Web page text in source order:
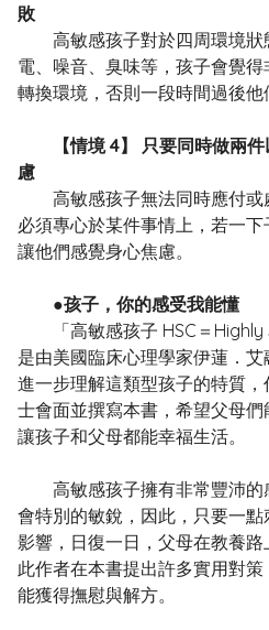
敗
高敏感孩子對於四周環境狀
電、噪音、臭味等，孩子會覺
轉換環境，否則一段時間過後他
【情境 4】 只要同時做兩件
慮
高敏感孩子無法同時應付或
必須專心於某件事情上，若一
讓他們感覺身心焦慮。
●孩子，你的感受我能懂
「高敏感孩子 HSC＝Highly
是由美國臨床心理學家伊蓮．
進一步理解這類型孩子的特質
士會面並撰寫本書，希望父母們
讓孩子和父母都能幸福生活。
高敏感孩子擁有非常豐沛的
會特別的敏銳，因此，只要一
影響，日復一日，父母在教養
此作者在本書提出許多實用對策
能獲得撫慰與解方。